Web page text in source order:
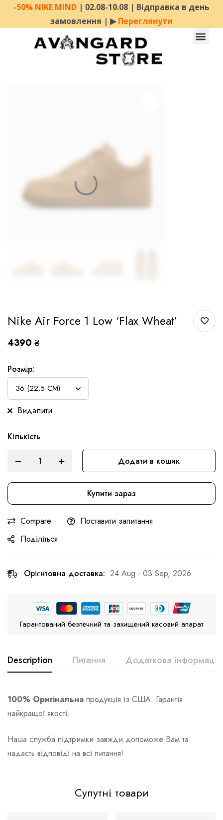
-50% NIKE MIND | 02.08-10.08 | Відправка в день
замовлення | ▶︎Переглянути
Nike Air Force 1 Low ‘Flax Wheat’
4390 ₴
Розмір:
Видалити
Кількість
Додати в кошик
Купити зараз
Compare
Поставити запитання
Поділіться
Орієнтовна доставка: 24 Aug - 03 Sep, 2026
Гарантований безпечний та захищений касовий апарат
Description Питання Додаткова інформація
100% Оригінальна продукція із США. Гарантія
найкращої якості.
Наша служба підтримки завжди допоможе Вам та
надасть відповіді на всі питання!
Супутні товари